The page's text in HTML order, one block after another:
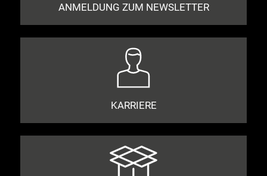
ANMELDUNG ZUM NEWSLETTER
KARRIERE